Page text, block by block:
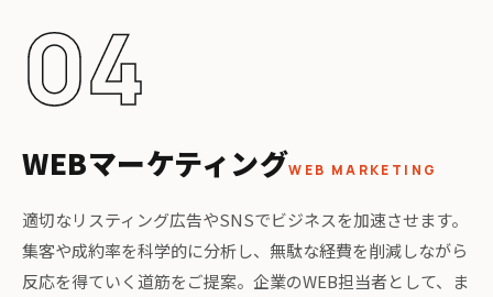
04
WEBマーケティングWEB MARKETING
適切なリスティング広告やSNSでビジネスを加速させます。
集客や成約率を科学的に分析し、無駄な経費を削減しながら
反応を得ていく道筋をご提案。企業のWEB担当者として、ま